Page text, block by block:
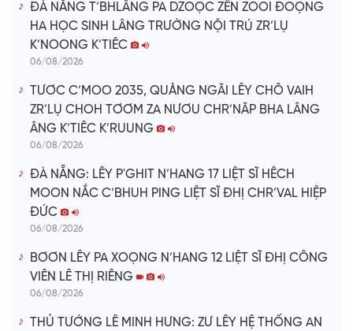
ĐÀ NẴNG T’BHLÂNG PA DZOỌC ZÊN ZOOI ĐOỌNG
HA HỌC SINH LÂNG TRƯỜNG NỘI TRÚ ZR’LỤ
K’NOONG K’TIÊC
06/08/2026
TƯƠC C’MOO 2035, QUẢNG NGÃI LÊY CHÔ VAIH
ZR’LỤ CHOH TƠƠM ZA NƯƠU CHR’NĂP BHA LÂNG
ÂNG K’TIÊC K’RUUNG
06/08/2026
ĐÀ NẴNG: LÊY P'GHIT N’HANG 17 LIỆT SĨ HÊCH
MOON NẮC C’BHUH PING LIỆT SĨ ĐHỊ CHR’VAL HIỆP
ĐỨC
06/08/2026
BƠƠN LÊY PA XOỌNG N’HANG 12 LIỆT SĨ ĐHỊ CÔNG
VIÊN LÊ THỊ RIÊNG
06/08/2026
THỦ TƯỚNG LÊ MINH HƯNG: ZƯ LÊY HỆ THỐNG AN